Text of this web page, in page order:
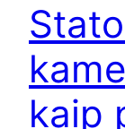
kaip